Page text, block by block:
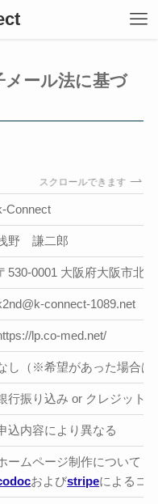
メール法に基づ
スクロールできます
Connect
野 謙二郎
530-0001 大阪府大阪市北
connect-1089.net
lp.co-med.net/
し（※希望があった場合は
行振り込み or クレジット
込内容により異なる
ームページ制作について
およびstripeによるコ